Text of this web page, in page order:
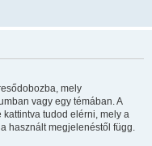
mely
vagy egy témában. A
kattintva tudod elérni, mely a
használt megjelenéstől függ.